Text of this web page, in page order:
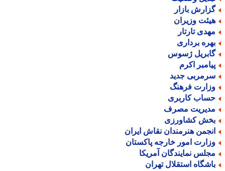
بازار
وزیران
تارتار
برداری
ژسوس
اکرم
جدید
فرهنگ
کاربری
مصرف
کشاورزی
هنرمندان نقاش ایران
امور خارجه پاکستان
نمایندگان آمریکا
استقلال تهران